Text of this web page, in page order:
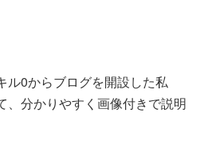
ル0からブログを開設した私
、分かりやすく画像付きで説明